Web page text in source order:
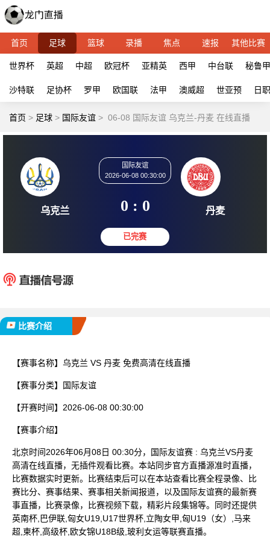
首页 足球 篮球 录播 焦点 速报 其他比赛
世界杯 英超 中超 欧冠杯 亚精英 西甲 中台联 秘鲁甲
沙特联 足协杯 罗甲 欧国联 法甲 澳威超 世亚预 日
首页 > 足球 > 国际友谊 > 06-08 国际友谊 乌克兰-丹麦 在线直播
乌克兰
国际友谊
2026-06-08 00:30:00
0 : 0 丹
比赛介绍
【赛事名称】 乌克兰 VS 丹麦 免费高清在线直播
【赛事分类】 国际友谊
【开赛时间】 2026-06-08 00:30:00
【赛事介绍】
北京时间2026年06月08日 00:30分，国际友谊赛 : 乌克兰VS丹麦
高清在线直播，无插件观看比赛。本站同步官方直播源准时直播，
比赛数据实时更新。比赛结束后可以在本站查看比赛全程录像、比
赛比分、赛事结果、赛事相关新闻报道，以及国际友谊赛的最新赛
事直播，比赛录像，比赛视频下载，精彩片段集锦等。同时还提供
英南杯,巴伊联,匈女U19,U17世界杯,立陶女甲,匈U19（女）,马来
超,柬杯,高级杯,欧女锦U18B级,玻利女运等联赛直播。